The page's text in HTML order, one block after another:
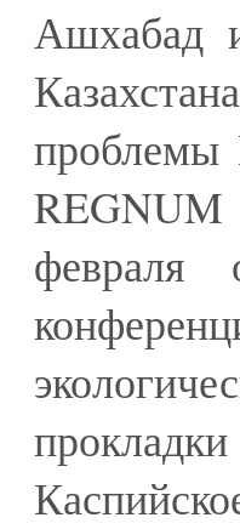
Ашхабад
февраля